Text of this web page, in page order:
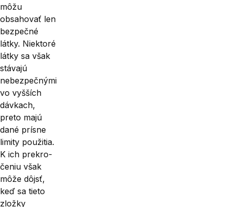
môžu
obsahovať len
bezpečné
látky. Niektoré
látky sa však
stávajú
nebezpečnými
vo vyšších
dávkach,
preto majú
dané prísne
limity použitia.
K ich prekro­
čeniu však
môže dôjsť,
keď sa tieto
zložky